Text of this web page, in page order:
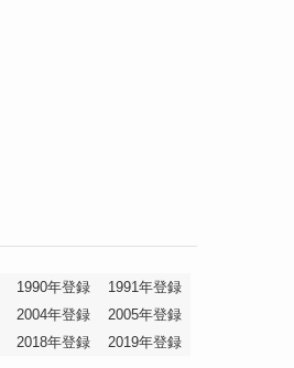
1990年登録
1991年登録
2004年登録
2005年登録
2018年登録
2019年登録